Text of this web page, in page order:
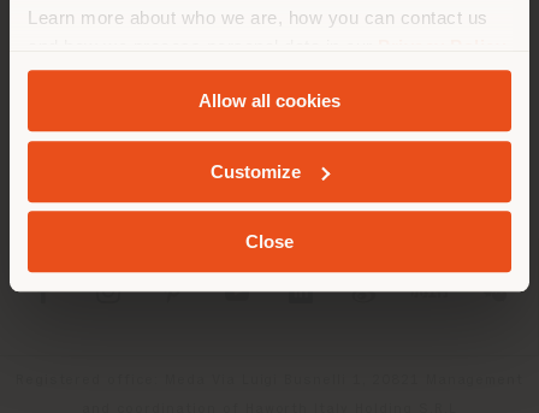
Learn more about who we are, how you can contact us
andCookie Policy.
Allow all cookies
Customize
Close
GEOLOKALISIERT
UNTERNEHMEN
PRODUKTLINIEN
INFO & DIENSTLEISTUNGEN